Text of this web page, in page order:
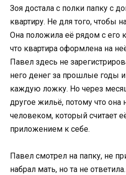
Зоя достала с полки папку с
квартиру. Не для того, чтобы
Она положила её рядом с его
что квартира оформлена на
Павел здесь не
него денег за прошлые годы и
каждую ложку. Но через
другое жильё, потому что она
человеком, который считает
приложением к себе.
Павел смотрел на папку, не
набрал мать, но та не